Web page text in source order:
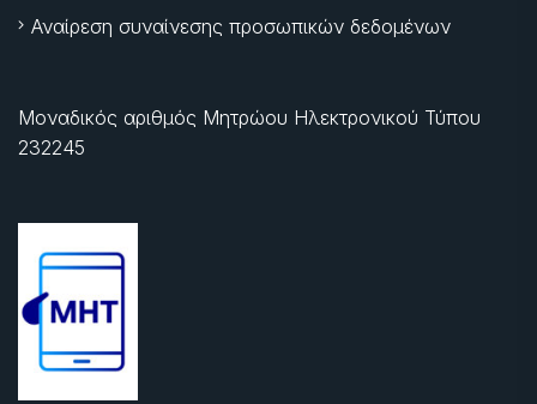
Αναίρεση συναίνεσης προσωπικών δεδομένων
Μοναδικός αριθμός Μητρώου Ηλεκτρονικού Τύπου
232245